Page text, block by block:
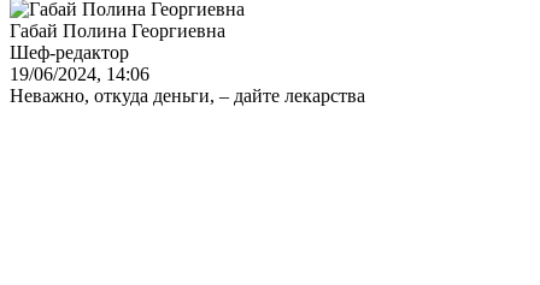
Габай Полина Георгиевна
Шеф-редактор
19/06/2024, 14:06
Неважно, откуда деньги, – дайте лекарства